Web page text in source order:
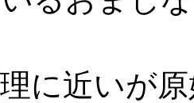
に近いが